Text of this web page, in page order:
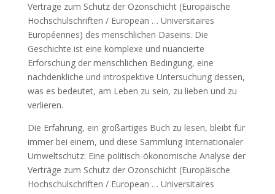
Verträge zum Schutz der Ozonschicht (Europäische
Hochschulschriften / European … Universitaires
Européennes) des menschlichen Daseins. Die
Geschichte ist eine komplexe und nuancierte
Erforschung der menschlichen Bedingung, eine
nachdenkliche und introspektive Untersuchung dessen,
was es bedeutet, am Leben zu sein, zu lieben und zu
verlieren.
Die Erfahrung, ein großartiges Buch zu lesen, bleibt für
immer bei einem, und diese Sammlung Internationaler
Umweltschutz: Eine politisch-ökonomische Analyse der
Verträge zum Schutz der Ozonschicht (Europäische
Hochschulschriften / European … Universitaires